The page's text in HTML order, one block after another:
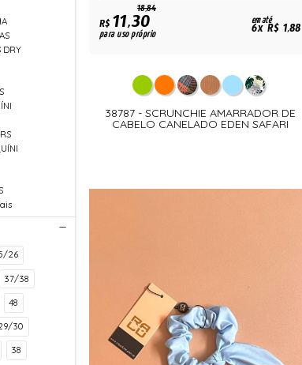
DRY
26
37/38
48
30
38
18,84
R$11,30
para uso próprio
em até
6x R$ 1,88
38787 - SCRUNCHIE AMARRADOR DE
CABELO CANELADO EDEN SAFARI